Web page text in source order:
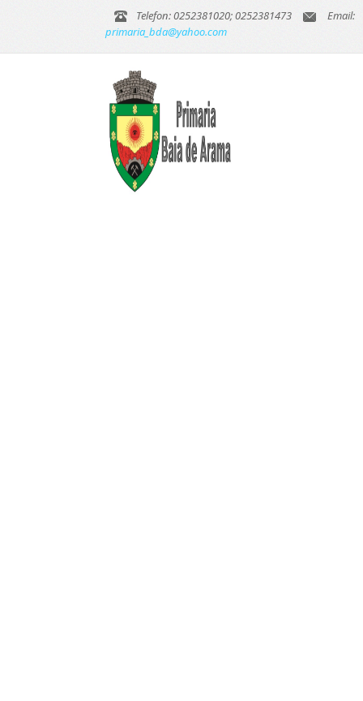
Telefon: 0252381020; 0252381473
Email:
primaria_bda@yahoo.com